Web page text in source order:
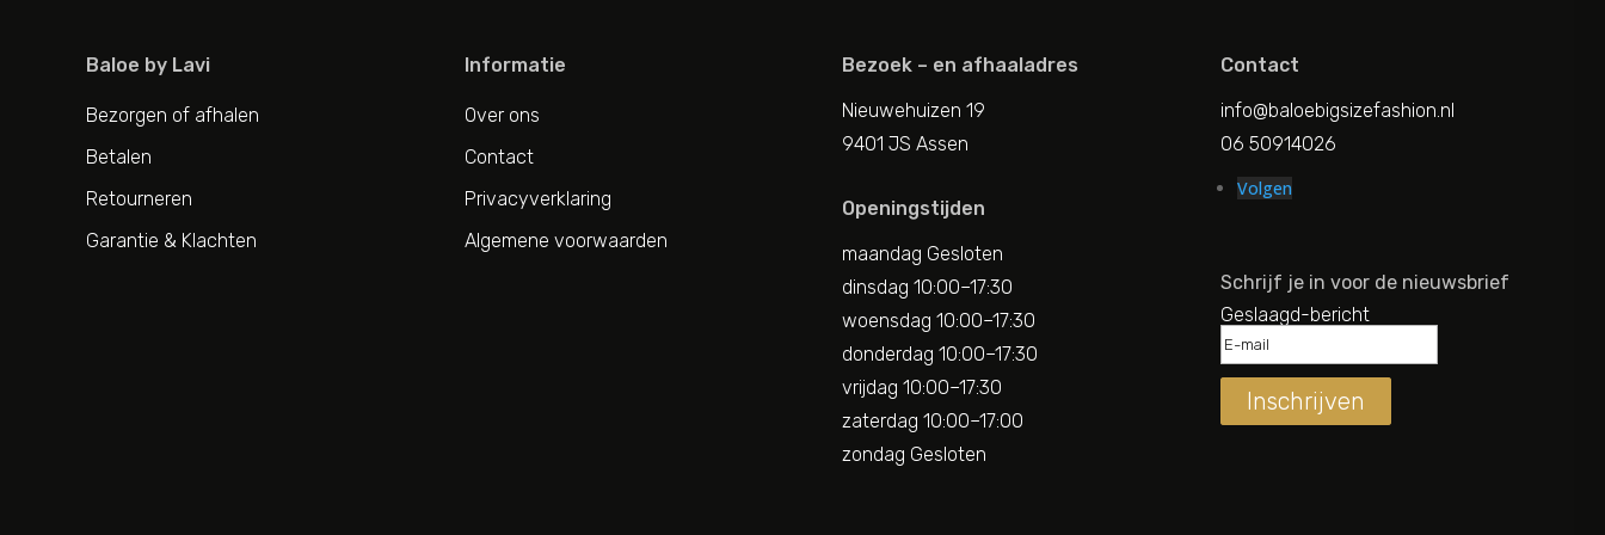
Baloe by Lavi
Bezorgen of afhalen
Betalen
Retourneren
Garantie & Klachten
Informatie
Over ons
Contact
Privacyverklaring
Algemene voorwaarden
Bezoek – en afhaaladres
Nieuwehuizen 19
9401 JS Assen
Openingstijden
maandag Gesloten
dinsdag 10:00–17:30
woensdag 10:00–17:30
donderdag 10:00–17:30
vrijdag 10:00–17:30
zaterdag 10:00–17:00
zondag Gesloten
Contact
info@baloebigsizefashion.nl
06 50914026
Volgen
Schrijf je in voor de nieuwsbrief
Geslaagd-bericht
Inschrijven